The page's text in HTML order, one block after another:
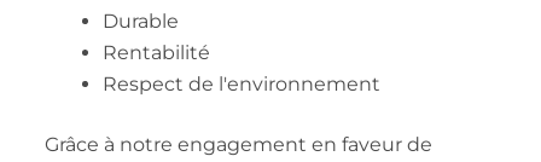
Durable
Rentabilité
Respect de l'environnement
Grâce à notre engagement en faveur de